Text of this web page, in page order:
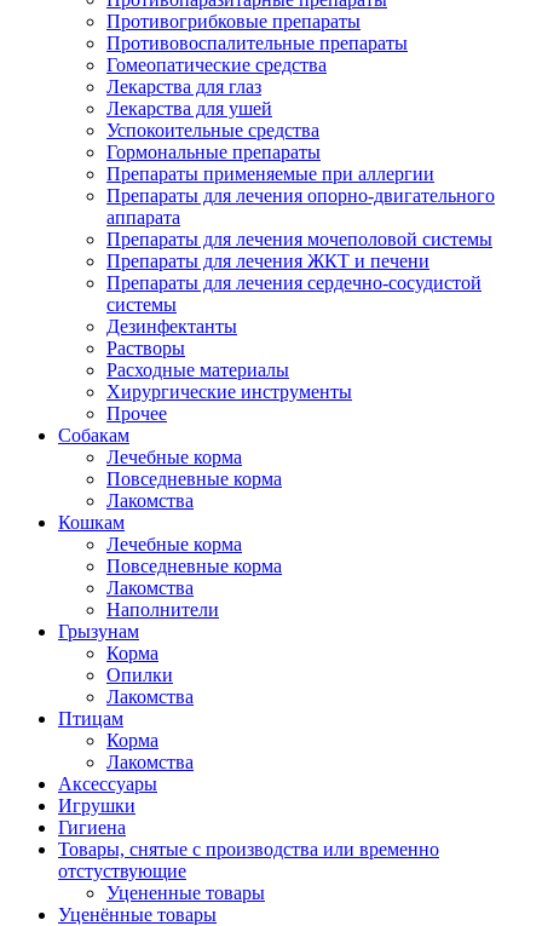
Противогрибковые препараты
Противовоспалительные препараты
Гомеопатические средства
Лекарства для глаз
Лекарства для ушей
Успокоительные средства
Гормональные препараты
Препараты применяемые при аллергии
Препараты для лечения опорно-двигательного
аппарата
Препараты для лечения мочеполовой системы
Препараты для лечения ЖКТ и печени
Препараты для лечения сердечно-сосудистой
системы
Дезинфектанты
Растворы
Расходные материалы
Хирургические инструменты
Прочее
Собакам
Лечебные корма
Повседневные корма
Лакомства
Кошкам
Лечебные корма
Повседневные корма
Лакомства
Наполнители
Грызунам
Корма
Опилки
Лакомства
Птицам
Корма
Лакомства
Аксессуары
Игрушки
Гигиена
Товары, снятые с производства или временно
отстуствующие
Уцененные товары
Уценённые товары